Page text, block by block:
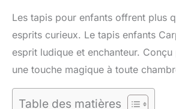
Les tapis pour enfants offrent plus
esprits curieux. Le tapis enfants
esprit ludique et enchanteur.
une touche magique à toute
Table des matières